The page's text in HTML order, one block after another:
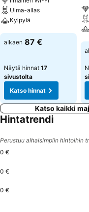
Uima-allas
Kylpylä
Katso hinnat
alkaen 87 €
Näytä hinnat 17
sivustolta
Katso hinnat
Katso kaikki
Hintatrendi
Perustuu alhaisimpiin hintoihin
0 €
0 €
0 €